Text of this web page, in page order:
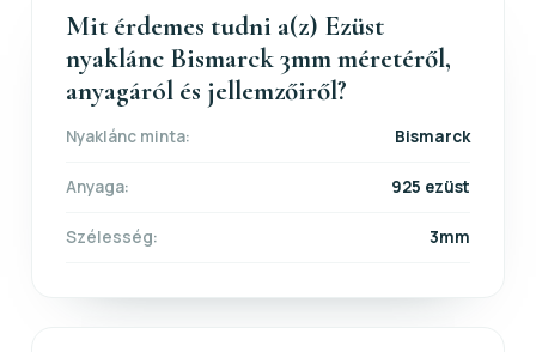
Mit érdemes tudni a(z) Ezüst
nyaklánc Bismarck 3mm méretéről,
anyagáról és jellemzőiről?
Nyaklánc minta: Bismarck
Anyaga: 925 ezüst
Szélesség: 3mm